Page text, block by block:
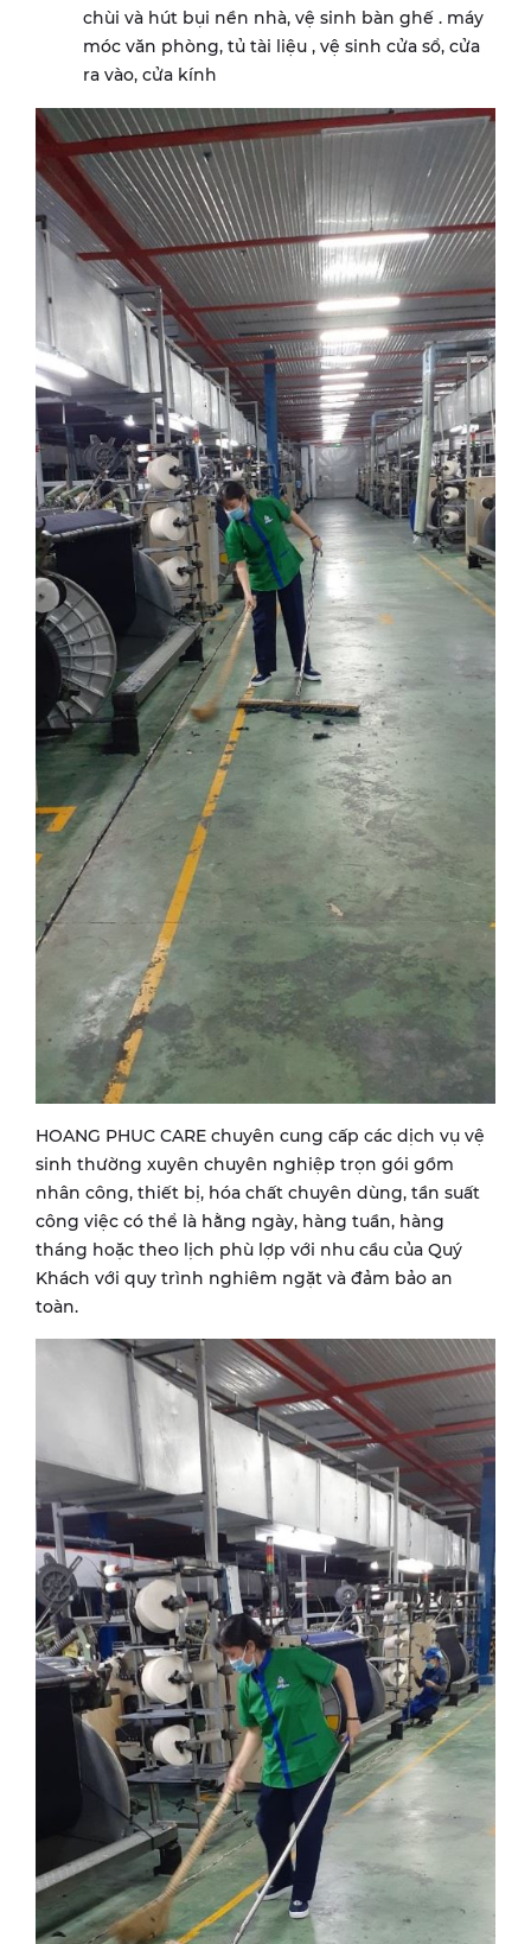
chùi và hút bụi nền nhà, vệ sinh bàn ghế . máy
móc văn phòng, tủ tài liệu , vệ sinh cửa sổ, cửa
ra vào, cửa kính
HOANG PHUC CARE chuyên cung cấp các dịch vụ vệ
sinh thường xuyên chuyên nghiệp trọn gói gồm
nhân công, thiết bị, hóa chất chuyên dùng, tần suất
công việc có thể là hằng ngày, hàng tuần, hàng
tháng hoặc theo lịch phù lợp với nhu cầu của Quý
Khách với quy trình nghiêm ngặt và đảm bảo an
toàn.